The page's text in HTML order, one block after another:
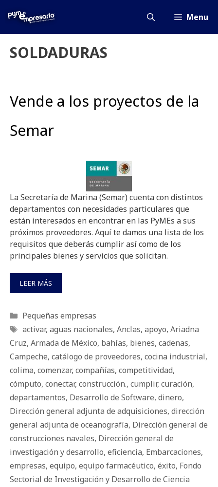
Menu
SOLDADURAS
Vende a los proyectos de la
Semar
La Secretaría de Marina (Semar) cuenta con distintos
departamentos con necesidades particulares que
están interesados en encontrar en las PyMEs a sus
próximos proveedores. Aquí te damos una lista de los
requisitos que deberás cumplir así como de los
principales bienes y servicios que solicitan.
LEER MÁS
Categorías
Pequeñas empresas
Etiquetas
activar, aguas nacionales, Anclas, apoyo, Ariadna
Cruz, Armada de México, bahías, bienes, cadenas,
Campeche, catálogo de proveedores, cocina industrial,
colima, comenzar, compañías, competitividad,
cómputo, conectar, construcción., cumplir, curación,
departamentos, Desarrollo de Software, dinero,
Dirección general adjunta de adquisiciones, dirección
general adjunta de oceanografía, Dirección general de
construcciones navales, Dirección general de
investigación y desarrollo, eficiencia, Embarcaciones,
empresas, equipo, equipo farmacéutico, éxito, Fondo
Sectorial de Investigación y Desarrollo de Ciencia